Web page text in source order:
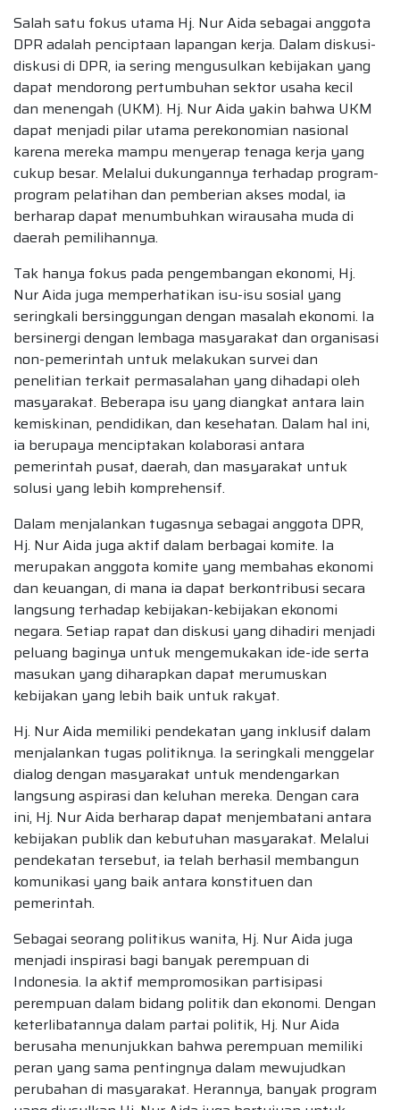
Salah satu fokus utama Hj. Nur Aida sebagai anggota
DPR adalah penciptaan lapangan kerja. Dalam diskusi-
diskusi di DPR, ia sering mengusulkan kebijakan yang
dapat mendorong pertumbuhan sektor usaha kecil
dan menengah (UKM). Hj. Nur Aida yakin bahwa UKM
dapat menjadi pilar utama perekonomian nasional
karena mereka mampu menyerap tenaga kerja yang
cukup besar. Melalui dukungannya terhadap program-
program pelatihan dan pemberian akses modal, ia
berharap dapat menumbuhkan wirausaha muda di
daerah pemilihannya.
Tak hanya fokus pada pengembangan ekonomi, Hj.
Nur Aida juga memperhatikan isu-isu sosial yang
seringkali bersinggungan dengan masalah ekonomi. Ia
bersinergi dengan lembaga masyarakat dan organisasi
non-pemerintah untuk melakukan survei dan
penelitian terkait permasalahan yang dihadapi oleh
masyarakat. Beberapa isu yang diangkat antara lain
kemiskinan, pendidikan, dan kesehatan. Dalam hal ini,
ia berupaya menciptakan kolaborasi antara
pemerintah pusat, daerah, dan masyarakat untuk
solusi yang lebih komprehensif.
Dalam menjalankan tugasnya sebagai anggota DPR,
Hj. Nur Aida juga aktif dalam berbagai komite. Ia
merupakan anggota komite yang membahas ekonomi
dan keuangan, di mana ia dapat berkontribusi secara
langsung terhadap kebijakan-kebijakan ekonomi
negara. Setiap rapat dan diskusi yang dihadiri menjadi
peluang baginya untuk mengemukakan ide-ide serta
masukan yang diharapkan dapat merumuskan
kebijakan yang lebih baik untuk rakyat.
Hj. Nur Aida memiliki pendekatan yang inklusif dalam
menjalankan tugas politiknya. Ia seringkali menggelar
dialog dengan masyarakat untuk mendengarkan
langsung aspirasi dan keluhan mereka. Dengan cara
ini, Hj. Nur Aida berharap dapat menjembatani antara
kebijakan publik dan kebutuhan masyarakat. Melalui
pendekatan tersebut, ia telah berhasil membangun
komunikasi yang baik antara konstituen dan
pemerintah.
Sebagai seorang politikus wanita, Hj. Nur Aida juga
menjadi inspirasi bagi banyak perempuan di
Indonesia. Ia aktif mempromosikan partisipasi
perempuan dalam bidang politik dan ekonomi. Dengan
keterlibatannya dalam partai politik, Hj. Nur Aida
berusaha menunjukkan bahwa perempuan memiliki
peran yang sama pentingnya dalam mewujudkan
perubahan di masyarakat. Herannya, banyak program